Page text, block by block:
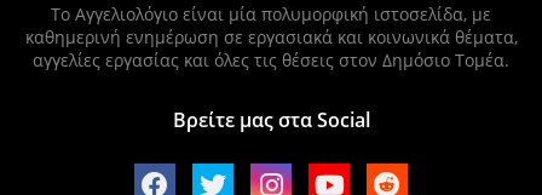
Το Αγγελιολόγιο είναι μία πολυμορφική ιστοσελίδα, με
καθημερινή ενημέρωση σε εργασιακά και κοινωνικά θέματα,
αγγελίες εργασίας και όλες τις θέσεις στον Δημόσιο Τομέα.
Βρείτε μας στα Social